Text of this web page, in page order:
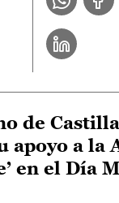
de
apoyo a la
en el Día